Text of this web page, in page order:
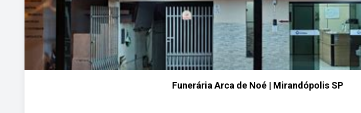
Funerária Arca de Noé | Mirandópolis SP